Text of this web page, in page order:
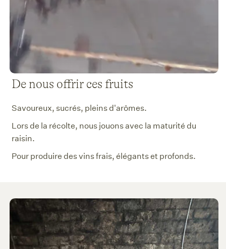
De nous offrir ces fruits
Savoureux, sucrés, pleins d'arômes.
Lors de la récolte, nous jouons avec la maturité du
raisin.
Pour produire des vins frais, élégants et profonds.